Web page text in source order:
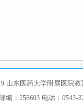
山东医药大学附属医院教
：256603 电话：0543-